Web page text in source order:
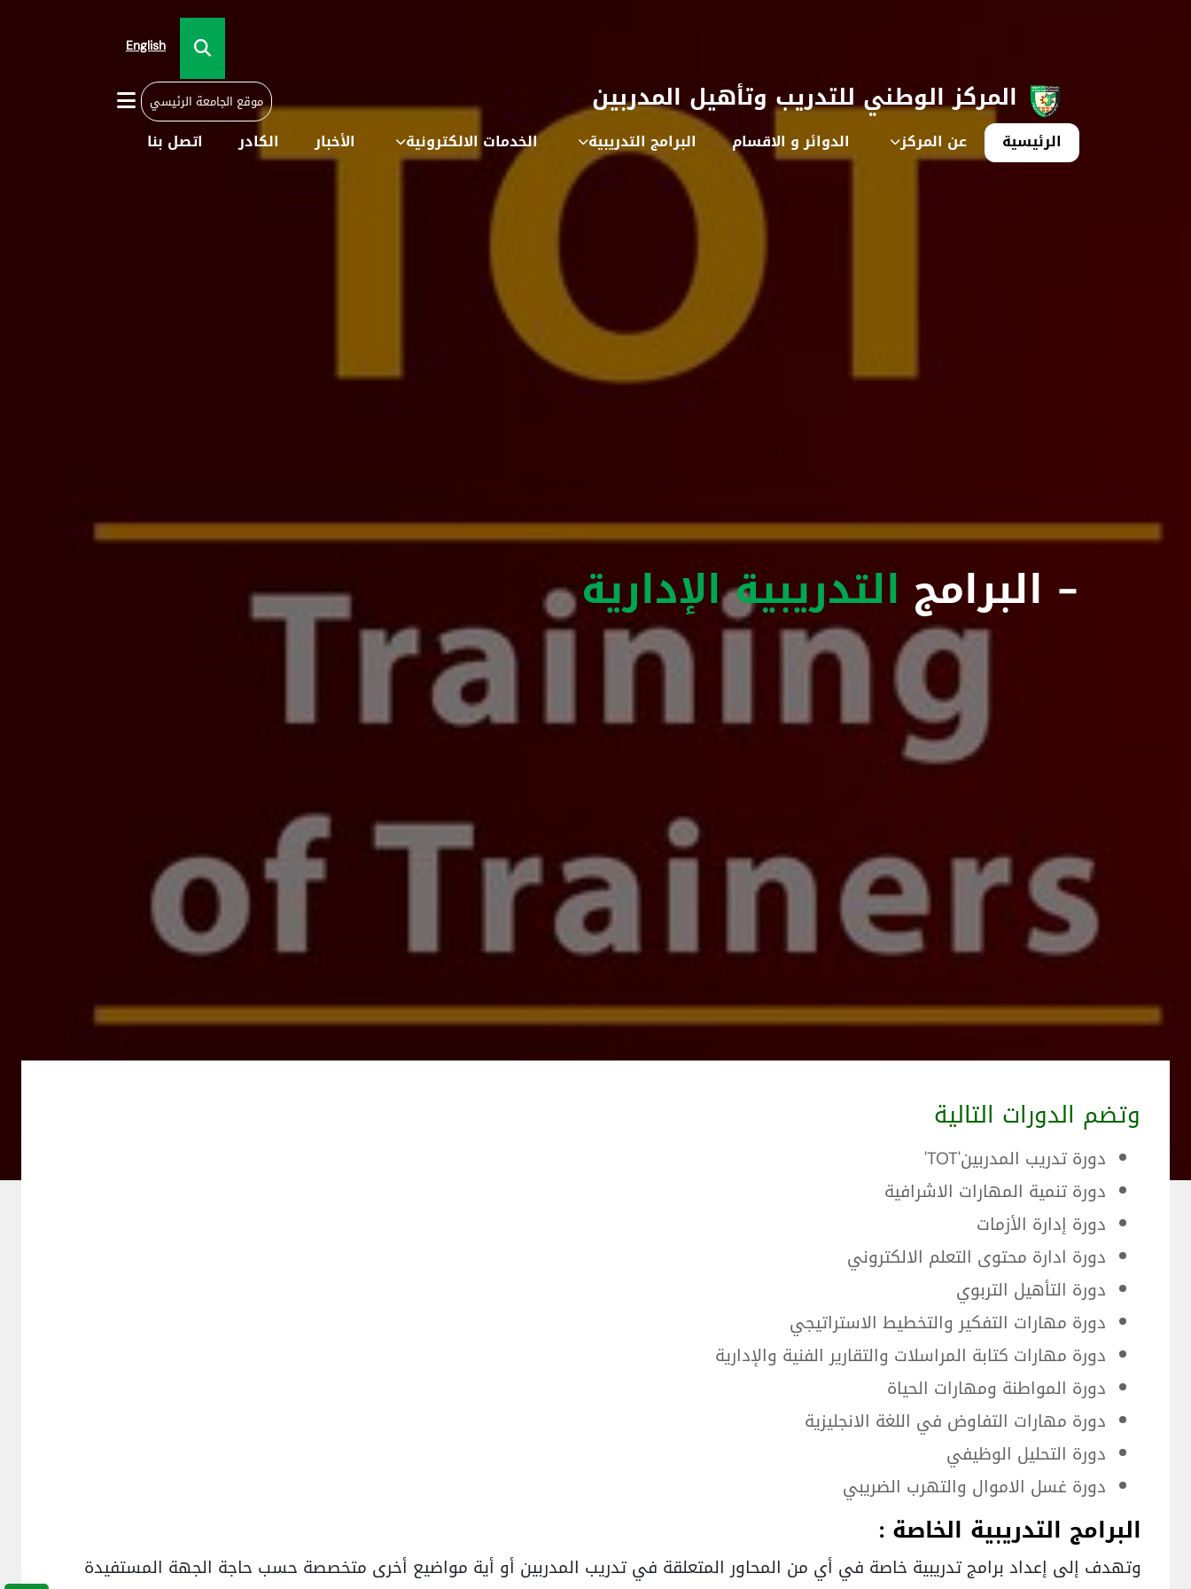
English
المركز الوطني للتدريب وتأهيل المدربين موقع الجامعة الرئيسي
الرئيسية عن المركز الدوائر و الاقسام البرامج التدريبية الخدمات الالكترونية الأخبار الكادر اتصل بنا
- البرامج التدريبية الإدارية
وتضم الدورات التالية
دورة تدريب المدربين'TOT'
دورة تنمية المهارات الاشرافية
دورة إدارة الأزمات
دورة ادارة محتوى التعلم الالكتروني
دورة التأهيل التربوي
دورة مهارات التفكير والتخطيط الاستراتيجي
دورة مهارات كتابة المراسلات والتقارير الفنية والإدارية
دورة المواطنة ومهارات الحياة
دورة مهارات التفاوض في اللغة الانجليزية
دورة التحليل الوظيفي
دورة غسل الاموال والتهرب الضريبي
البرامج التدريبية الخاصة :
وتهدف إلى إعداد برامج تدريبية خاصة في أي من المحاور المتعلقة في تدريب المدربين أو أية مواضيع أخرى متخصصة حسب حاجة الجهة المستفيدة